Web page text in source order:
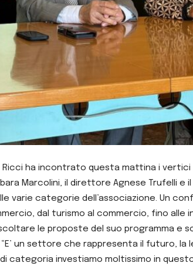
ha incontrato questa mattina i
Marcolini, il direttore Agnese Trufelli e
varie categorie dell’associazione. Un
dal turismo al commercio, fino alle
le proposte del suo programma e
un settore che rappresenta il futuro,
investiamo moltissimo in